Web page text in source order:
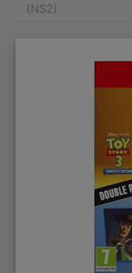
(NS2)